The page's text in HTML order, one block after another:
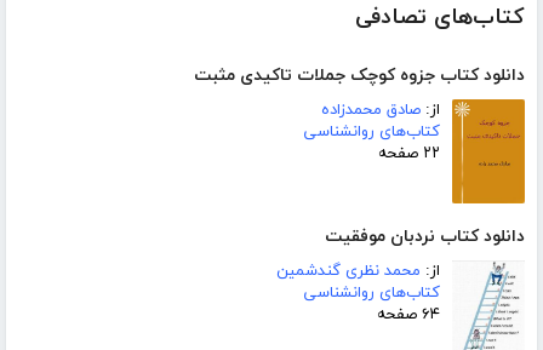
کتاب‌های تصادفی
دانلود کتاب جزوه کوچک جملات تاکیدی مثبت
از: صادق محمدزاده
کتاب‌های روانشناسی
۲۲ صفحه
دانلود کتاب نردبان موفقیت
از: محمد نظری گندشمین
کتاب‌های روانشناسی
۶۴ صفحه